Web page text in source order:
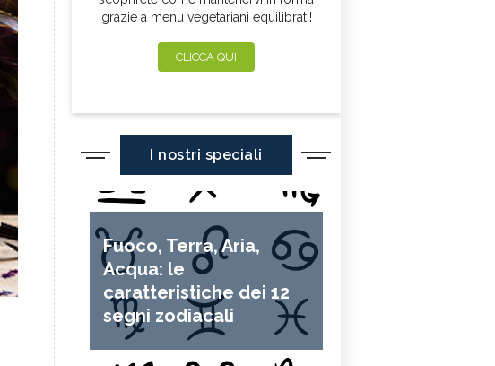
grazie a menu vegetariani equilibrati!
CLICCA QUI
I nostri speciali
Fuoco, Terra, Aria,
Acqua: le
caratteristiche dei 12
segni zodiacali